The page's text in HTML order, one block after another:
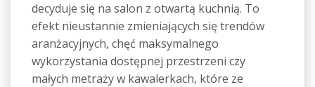
decyduje się na salon z otwartą kuchnią. To
efekt nieustannie zmieniających się trendów
aranżacyjnych, chęć maksymalnego
wykorzystania dostępnej przestrzeni czy
małych metraży w kawalerkach, które ze